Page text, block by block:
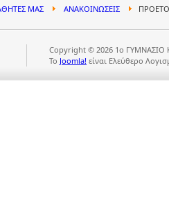
ΜΑΣ ΑΝΑΚΟΙΝΏΣΕΙΣ
Copyright © 2026 1ο ΓΥΜΝΑΣΙΟ
Το Joomla! είναι Ελεύθερο